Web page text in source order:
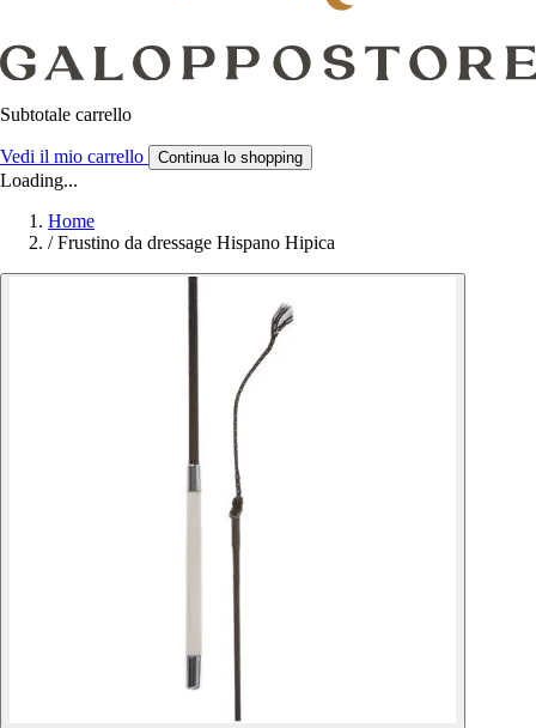
Subtotale carrello
Vedi il mio carrello Continua lo shopping
Loading...
Home
/ Frustino da dressage Hispano Hipica